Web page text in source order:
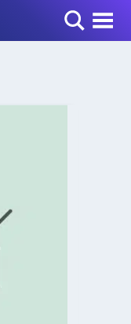
Toggle Menu